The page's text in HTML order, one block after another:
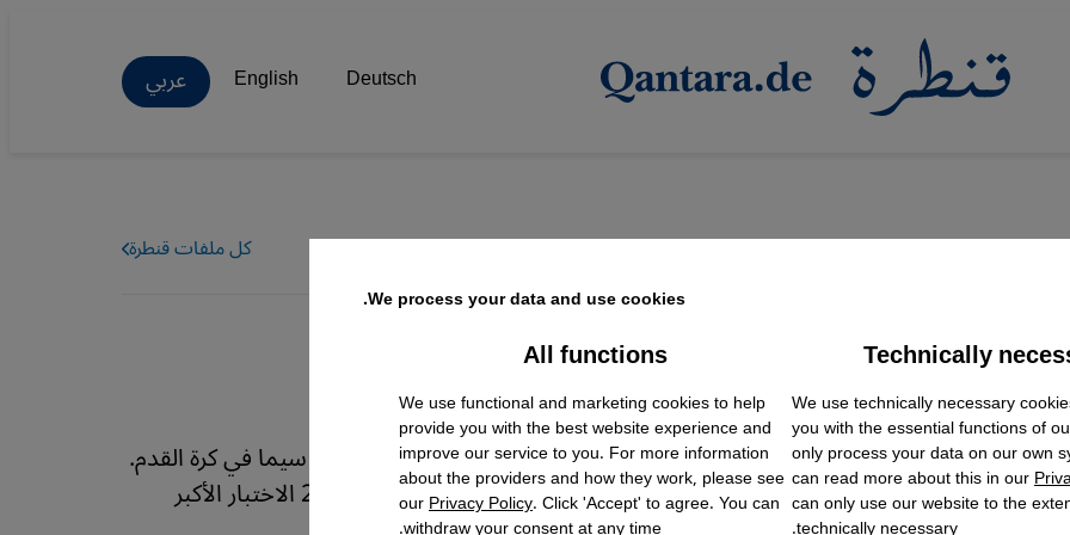
Deutsch
English عربي
كل ملفات قنطرة
الرياضة في السعودية
رهان المملكة الأكبر؟
خلال السنوات الأخيرة إلى لاعبٍ مؤثرٍ في السياسة الرياضية العالمية، ولا سيما في كرة القدم.
وبينما تفرض الحرب في الخليج تحدياتٍ جديدة على المملكة، يبقى تنظيم كأس العالم 2034 الاختبار الأكبر
We process your data and use cookies.
Technically
We use technically necessary
you with the essential functions of
only process your data on our own
can read more about this in our
can only use our website to the
All functions
We use functional and marketing cookies to help
provide you with the best website experience and
improve our service to you. For more information
about the providers and how they work, please see
ourPrivacy Policy. Click 'Accept' to agree. You can
Facebook Embed / Facebook Connect
Twitter Embed
Instagram Embed
Youtube Embed
Google Maps Embed